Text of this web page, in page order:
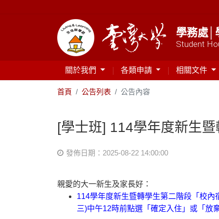
學務處│
Student
關於我們 各類申請 相關文件
首頁 公告列表 公告內容
[學士班] 114學年度新生
發佈日期：2025-08-22 14:00:00
親愛的大一新生及家長好：
114學年度新生暨轉學生第二階段「校
三)中午12時前點選「確定入住」或「放